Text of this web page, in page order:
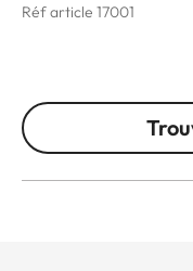
Réf article 17001